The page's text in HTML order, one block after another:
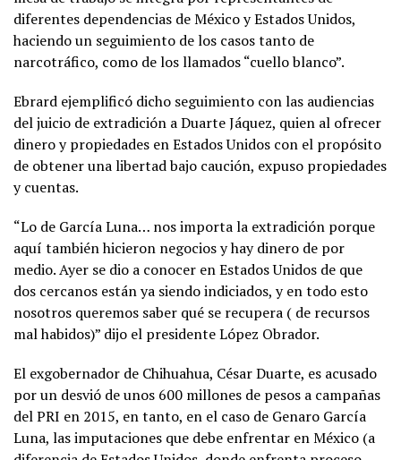
diferentes dependencias de México y Estados Unidos,
haciendo un seguimiento de los casos tanto de
narcotráfico, como de los llamados “cuello blanco”.
Ebrard ejemplificó dicho seguimiento con las audiencias
del juicio de extradición a Duarte Jáquez, quien al ofrecer
dinero y propiedades en Estados Unidos con el propósito
de obtener una libertad bajo caución, expuso propiedades
y cuentas.
“Lo de García Luna… nos importa la extradición porque
aquí también hicieron negocios y hay dinero de por
medio. Ayer se dio a conocer en Estados Unidos de que
dos cercanos están ya siendo indiciados, y en todo esto
nosotros queremos saber qué se recupera ( de recursos
mal habidos)” dijo el presidente López Obrador.
El exgobernador de Chihuahua, César Duarte, es acusado
por un desvió de unos 600 millones de pesos a campañas
del PRI en 2015, en tanto, en el caso de Genaro García
Luna, las imputaciones que debe enfrentar en México (a